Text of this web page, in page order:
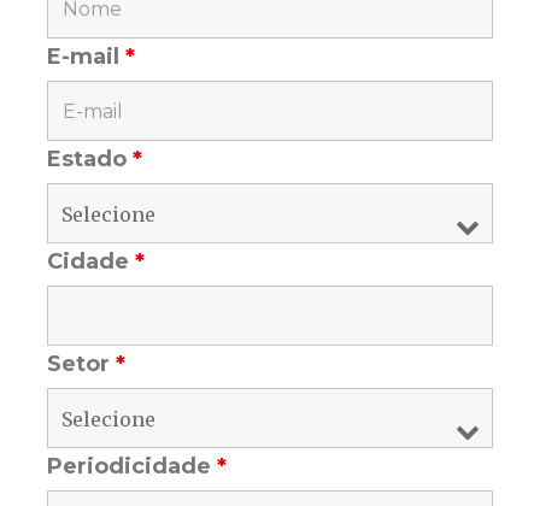
E-mail*
Estado*
Cidade*
Setor*
Periodicidade*